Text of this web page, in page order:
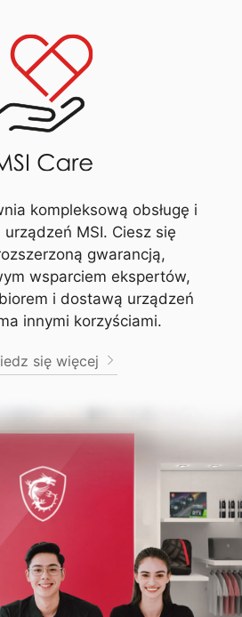
kompleksową obsługę i
MSI. Ciesz się
gwarancją,
wsparciem ekspertów,
i dostawą urządzeń
innymi korzyściami.
się więcej